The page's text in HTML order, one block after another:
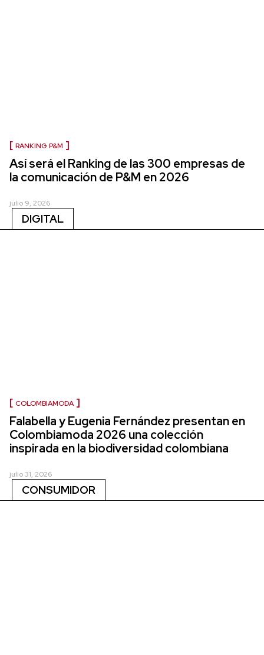
RANKING P&M
Así será el Ranking de las 300 empresas de
la comunicación de P&M en 2026
julio 9, 2026
DIGITAL
COLOMBIAMODA
Falabella y Eugenia Fernández presentan en
Colombiamoda 2026 una colección
inspirada en la biodiversidad colombiana
julio 31, 2026
CONSUMIDOR